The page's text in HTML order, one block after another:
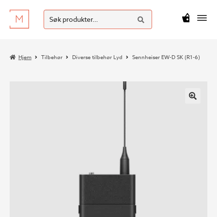
Hopp
til
Hopp
til
Søk
etter:
SØK
kr0
Hjem Tilbehør Diverse tilbehør Lyd Sennheiser EW-D SK (R1-6)